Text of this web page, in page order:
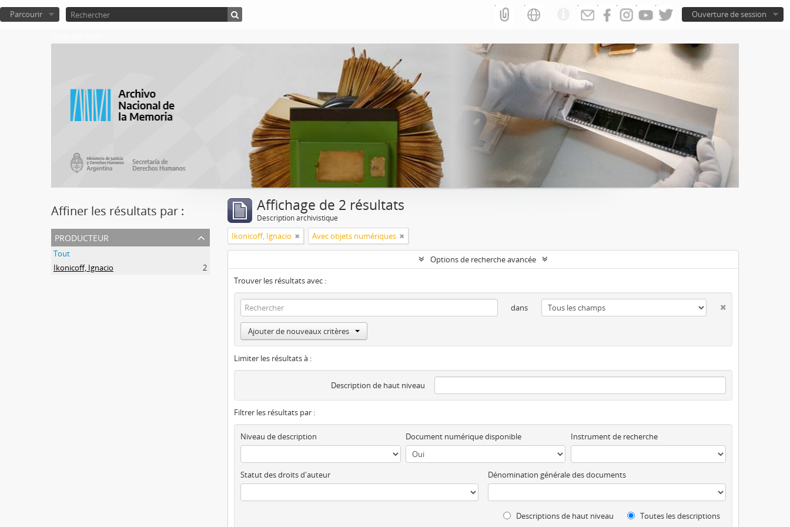
Ouverture de session
Parcourir
Affiner les résultats par :
producteur
Tout
Ikonicoff, Ignacio
2
Affichage de 2 résultats
Description archivistique
Ikonicoff, Ignacio Avec objets numériques
Options de recherche avancée
Trouver les résultats avec :
dans
Ajouter de nouveaux critères
Limiter les résultats à :
Description de haut niveau
Filtrer les résultats par :
Niveau de description Document numérique disponible Instrument de recherche
Statut des droits d'auteur Dénomination générale des documents
Descriptions de haut niveau Toutes les descriptions